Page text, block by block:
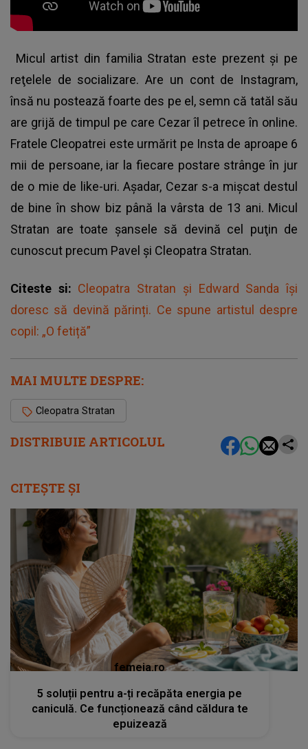
DISTRIBUIE ARTICOLUL
Micul artist din familia Stratan este prezent şi pe
reţelele de socializare. Are un cont de Instagram,
însă nu postează foarte des pe el, semn că tatăl său
are grijă de timpul pe care Cezar îl petrece în online.
Fratele Cleopatrei este urmărit pe Insta de aproape 6
mii de persoane, iar la fiecare postare strânge în jur
de o mie de like-uri. Aşadar, Cezar s-a mişcat destul
de bine în show biz până la vârsta de 13 ani. Micul
Stratan are toate şansele să devină cel puţin de
cunoscut precum Pavel şi Cleopatra Stratan.
Citeste si: Cleopatra Stratan și Edward Sanda își
doresc să devină părinți. Ce spune artistul despre
copil: „O fetiță”
MAI MULTE DESPRE:
Cleopatra Stratan
CITEȘTE ȘI
femeia.ro
5 soluții pentru a-ți recăpăta energia pe
caniculă. Ce funcționează când căldura te
epuizează